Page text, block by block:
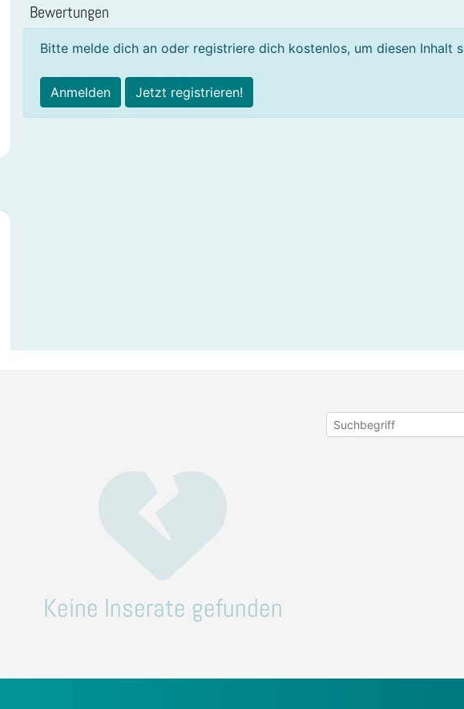
Bewertungen
Bitte melde dich an oder registriere dich kostenlos, um diesen Inhalt
Anmelden Jetzt registrieren!
Keine Inserate gefunden